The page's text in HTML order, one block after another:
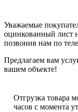
Уважаемые
оцинкованный лист
позвонив нам по
Предлагаем вам
вашем объекте!
Отгрузка товара
часов с момента